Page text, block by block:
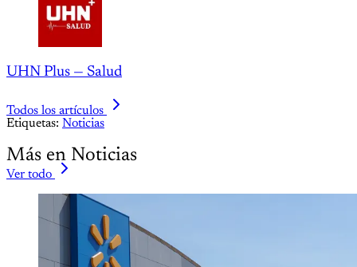
UHN Plus — Salud
Todos los artículos
Etiquetas: Noticias
Más en Noticias
Ver todo